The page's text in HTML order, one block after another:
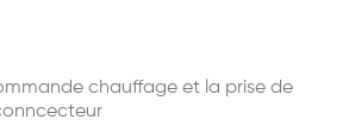
chauffage et la prise de